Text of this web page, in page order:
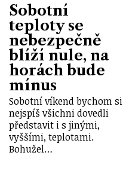
Sobotní
teploty se
nebezpečně
blíží nule, na
horách bude
mínus
Sobotní víkend bychom si
nejspíš všichni dovedli
představit i s jinými,
vyššími, teplotami.
Bohužel…